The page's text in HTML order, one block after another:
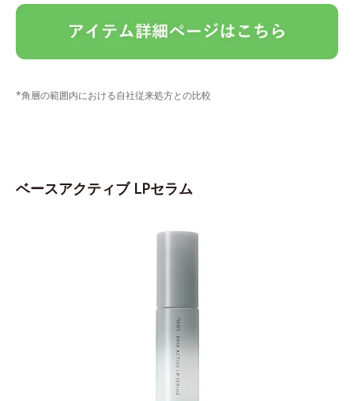
*角層の範囲内における自社従来処方との比較
ベースアクティブ LPセラム